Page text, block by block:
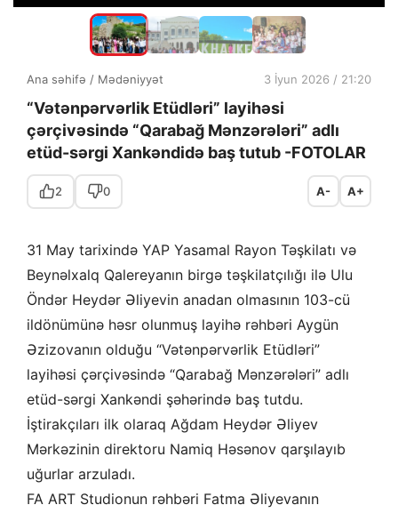
Ana səhifə / Mədəniyyət 3 İyun 2026 / 21:20
“Vətənpərvərlik Etüdləri” layihəsi
çərçivəsində “Qarabağ Mənzərələri” adlı
etüd-sərgi Xankəndidə baş tutub -FOTOLAR
2 0 A- A+
31 May tarixində YAP Yasamal Rayon Təşkilatı və
Beynəlxalq Qalereyanın birgə təşkilatçılığı ilə Ulu
Öndər Heydər Əliyevin anadan olmasının 103-cü
ildönümünə həsr olunmuş layihə rəhbəri Aygün
Əzizovanın olduğu “Vətənpərvərlik Etüdləri”
layihəsi çərçivəsində “Qarabağ Mənzərələri” adlı
etüd-sərgi Xankəndi şəhərində baş tutdu.
İştirakçıları ilk olaraq Ağdam Heydər Əliyev
Mərkəzinin direktoru Namiq Həsənov qarşılayıb
uğurlar arzuladı.
FA ART Studionun rəhbəri Fatma Əliyevanın